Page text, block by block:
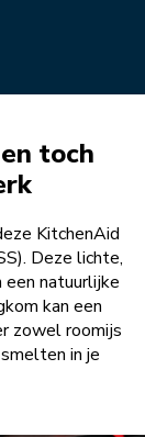
toch
KitchenAid
Deze lichte,
natuurlijke
kan een
zowel roomijs
in je